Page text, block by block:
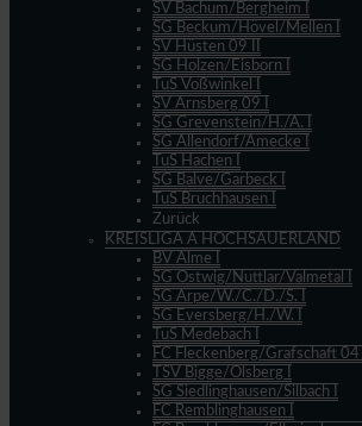
SV Bachum/Bergheim I
SG Beckum/Hövel/Mellen I
SV Hüsten 09 II
SG Holzen/Eisborn I
TuS Voßwinkel I
SV Arnsberg 09 I
SG Grevenstein/H./A. I
SG Allendorf/Amecke I
TuS Hachen I
SG Balve/Garbeck I
TuS Bruchhausen I
Zurück
KREISLIGA A HOCHSAUERLAND
BV Alme I
SG Ostwig/Nuttlar/Valmetal I
SG Arpe/W./C./D./S. I
SG Eversberg/H./W. I
TuS Medebach I
FC Fleckenberg/Grafschaft 04 I
TSV Bigge/Olsberg I
SG Siedlinghausen/Silbach I
FC Remblinghausen I